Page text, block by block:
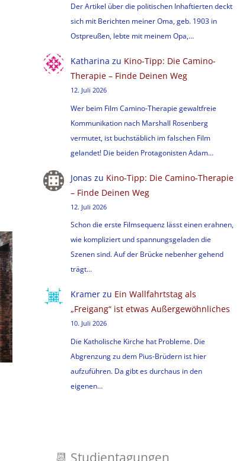
Der Artikel über die politischen Inhaftierten deckt
sich mit Berichten meiner Oma, geb. 1903 in
Ostpreußen, lebte mit meinem Opa,…
Katharina zu Kino-Tipp: Die Camino-
Therapie – Finde Deinen Weg
12. Juli 2026
Wer beim Film Camino-Therapie gewaltfreie
Kommunikation nach Marshall Rosenberg
vermutet, ist buchstäblich im falschen Film
gelandet! Die beiden Protagonisten Adam…
Jonas zu Kino-Tipp: Die Camino-Therapie
– Finde Deinen Weg
12. Juli 2026
Schon die erste Filmsequenz lässt einen erahnen,
wie kompliziert und spannungsgeladen die
Szenen sind. Auf der Brücke nebenher gehend
trägt…
Kramerzu Ein Wallfahrtstag als
„Freigang“ ist etwas Außergewöhnliches
10. Juli 2026
Die Katholische Kirche hat Probleme. Die
Abgrenzung zu dem Pius-Brüdern ist hier
aufzuführen. Da gibt es durchaus in den
eigenen…
📆 Studientagungen